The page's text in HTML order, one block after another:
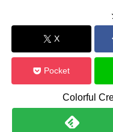
X
Pocket
Colorful